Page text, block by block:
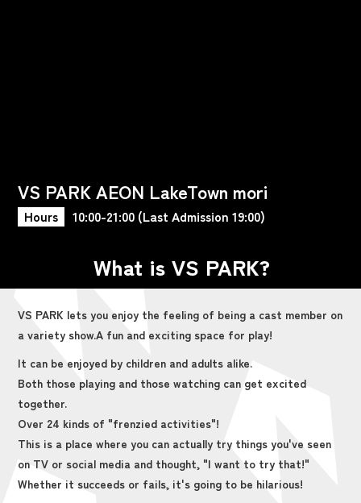
VS PARK AEON LakeTown mori
Hours 10:00-21:00 (Last Admission 19:00)
What is VS PARK?
VS PARK lets you enjoy the feeling of being a cast member on
a variety show.A fun and exciting space for play!
It can be enjoyed by children and adults alike.
Both those playing and those watching can get excited
together.
Over 24 kinds of "frenzied activities"!
This is a place where you can actually try things you've seen
on TV or social media and thought, "I want to try that!"
Whether it succeeds or fails, it's going to be hilarious!